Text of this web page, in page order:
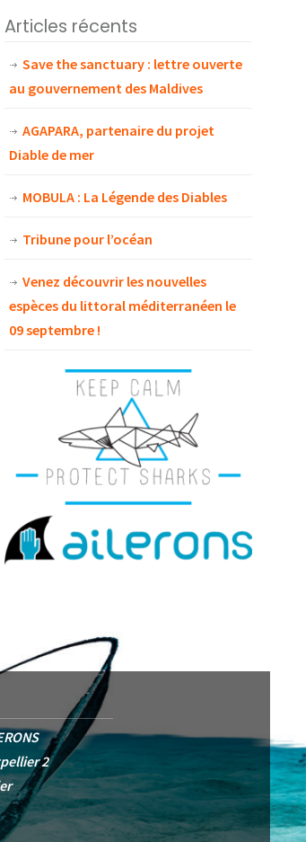
Articles récents
Save the sanctuary : lettre ouverte
au gouvernement des Maldives
AGAPARA, partenaire du projet
Diable de mer
MOBULA : La Légende des Diables
Tribune pour l’océan
Venez découvrir les nouvelles
espèces du littoral méditerranéen le
09 septembre !
2